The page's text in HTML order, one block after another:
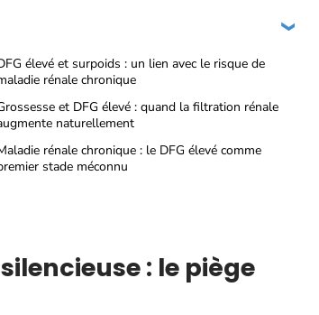
élevé et surpoids : un lien avec le risque de
rénale chronique
et DFG élevé : quand la filtration rénale
naturellement
rénale chronique : le DFG élevé comme
stade méconnu
: le piège